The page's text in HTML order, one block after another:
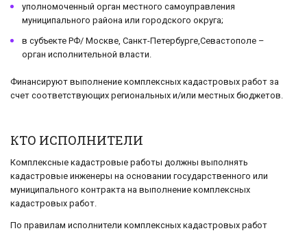
уполномоченный орган местного самоуправления
муниципального района или городского округа;
в субъекте РФ/ Москве, Санкт-Петербурге,Севастополе –
орган исполнительной власти.
Финансируют выполнение комплексных кадастровых работ за
счет соответствующих региональных и/или местных бюджетов.
КТО ИСПОЛНИТЕЛИ
Комплексные кадастровые работы должны выполнять
кадастровые инженеры на основании государственного или
муниципального контракта на выполнение комплексных
кадастровых работ.
По правилам исполнители комплексных кадастровых работ